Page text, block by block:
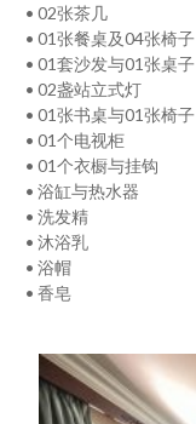
• 02张茶几
• 01张餐桌及04张椅子
• 01套沙发与01张桌子
• 02盏站立式灯
• 01张书桌与01张椅子
• 01个电视柜
• 01个衣橱与挂钩
• 浴缸与热水器
• 洗发精
• 沐浴乳
• 浴帽
• 香皂